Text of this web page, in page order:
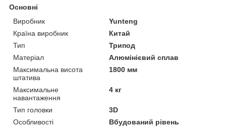
Основні
Виробник
Yunteng
Країна виробник
Китай
Тип
Трипод
Матеріал
Алюмінієвий сплав
Максимальна висота
штатива
1800 мм
Максимальне
навантаження
4 кг
Тип головки
3D
Особливості
Вбудований рівень